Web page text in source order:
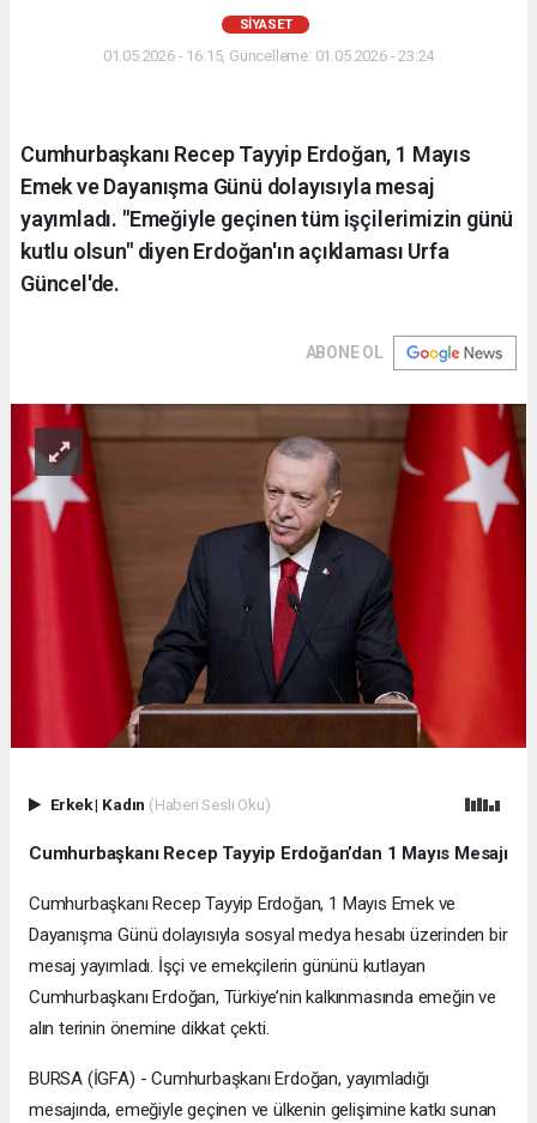
SIYASET
01.05.2026 - 16:15, Güncelleme: 01.05.2026 - 23:24
Cumhurbaşkanı Recep Tayyip Erdoğan, 1 Mayıs
Emek ve Dayanışma Günü dolayısıyla mesaj
yayımladı. "Emeğiyle geçinen tüm işçilerimizin günü
kutlu olsun" diyen Erdoğan'ın açıklaması Urfa
Güncel'de.
ABONE OL
Erkek| Kadın (Haberi Sesli Oku)
Cumhurbaşkanı Recep Tayyip Erdoğan’dan 1 Mayıs Mesajı
Cumhurbaşkanı Recep Tayyip Erdoğan, 1 Mayıs Emek ve
Dayanışma Günü dolayısıyla sosyal medya hesabı üzerinden bir
mesaj yayımladı. İşçi ve emekçilerin gününü kutlayan
Cumhurbaşkanı Erdoğan, Türkiye’nin kalkınmasında emeğin ve
alın terinin önemine dikkat çekti.
BURSA (İGFA) - Cumhurbaşkanı Erdoğan, yayımladığı
mesajında, emeğiyle geçinen ve ülkenin gelişimine katkı sunan